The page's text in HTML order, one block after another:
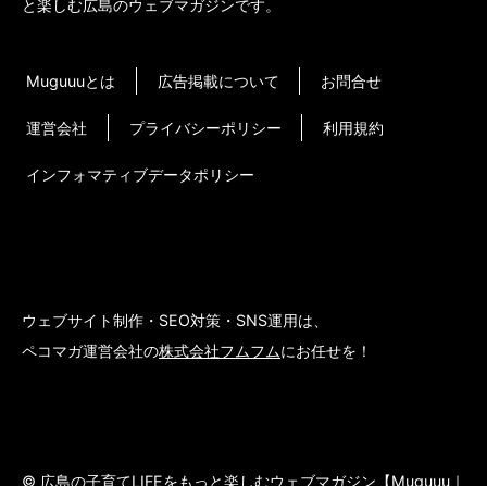
と楽しむ広島のウェブマガジンです。
Muguuuとは 広告掲載について お問合せ
運営会社 プライバシーポリシー 利用規約
インフォマティブデータポリシー
ウェブサイト制作・SEO対策・SNS運用は、
ペコマガ運営会社の株式会社フムフムにお任せを！
© 広島の子育てLIFEをもっと楽しむウェブマガジン【Muguuu｜